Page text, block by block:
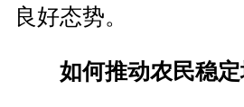
良好态势。
如何推动农民稳定